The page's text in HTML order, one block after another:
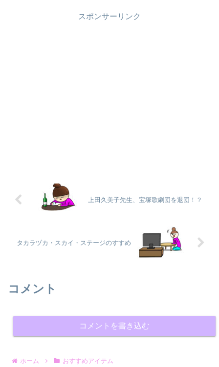
スポンサーリンク
上田久美子先生、宝塚歌劇団を退団！？
タカラヅカ・スカイ・ステージのすすめ
コメント
コメントを書き込む
ホーム おすすめアイテム